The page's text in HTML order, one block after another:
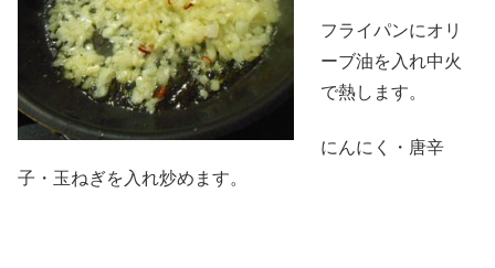
フライパンにオリ
ーブ油を入れ中火
で熱します。
にんにく・唐辛
子・玉ねぎを入れ炒めます。